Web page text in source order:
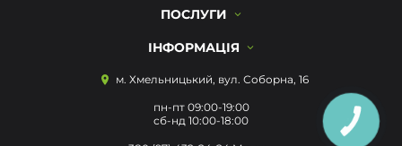
ПОСЛУГИ
ІНФОРМАЦІЯ
м. Хмельницький, вул. Соборна, 16
пн-пт 09:00-19:00
сб-нд 10:00-18:00
КНОПКА
ЗВ'ЯЗКУ